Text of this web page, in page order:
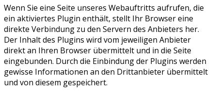
Wenn Sie eine Seite unseres Webauftritts aufrufen, die
ein aktiviertes Plugin enthält, stellt Ihr Browser eine
direkte Verbindung zu den Servern des Anbieters her.
Der Inhalt des Plugins wird vom jeweiligen Anbieter
direkt an Ihren Browser übermittelt und in die Seite
eingebunden. Durch die Einbindung der Plugins werden
gewisse Informationen an den Drittanbieter übermittelt
und von diesem gespeichert.